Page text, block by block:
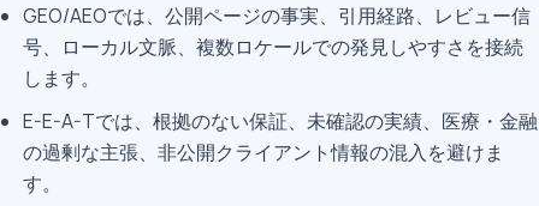
GEO/AEOでは、公開ページの事実、引用経路、レビュー信
号、ローカル文脈、複数ロケールでの発見しやすさを接続
します。
E-E-A-Tでは、根拠のない保証、未確認の実績、医療・金融
の過剰な主張、非公開クライアント情報の混入を避けま
す。